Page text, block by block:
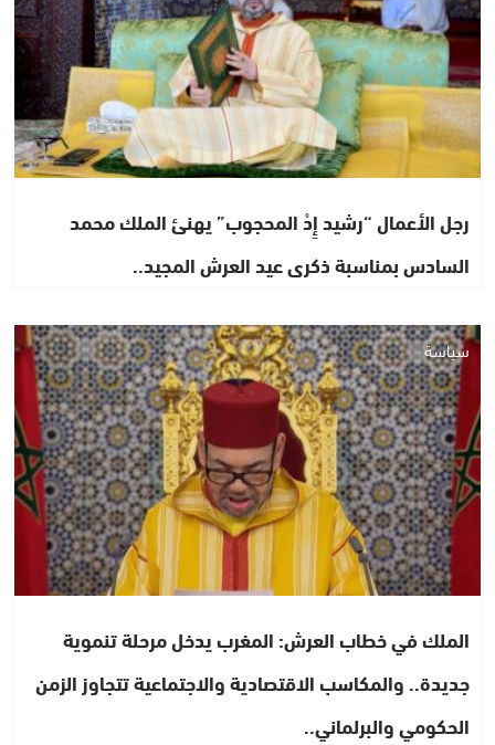
رجل الأعمال “رشيد إِدْ المحجوب” يهنئ الملك محمد
السادس بمناسبة ذكرى عيد العرش المجيد..
سياسة
الملك في خطاب العرش: المغرب يدخل مرحلة تنموية
جديدة.. والمكاسب الاقتصادية والاجتماعية تتجاوز الزمن
الحكومي والبرلماني..